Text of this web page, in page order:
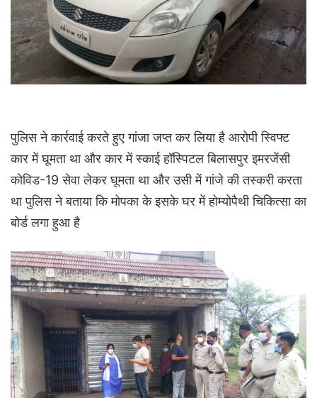
पुलिस ने कार्रवाई करते हुए गांजा जप्त कर लिया है आरोपी स्विफ्ट
कार में घूमता था और कार में स्काई हॉस्पिटल बिलासपुर इमरजेंसी
कोविड-19 सेवा लेकर घूमता था और उसी में गांजे की तस्करी करता
था पुलिस ने बताया कि मोपका के इसके घर में होम्योपैथी चिकित्सा का
बोर्ड लगा हुआ है